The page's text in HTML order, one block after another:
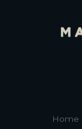
Home